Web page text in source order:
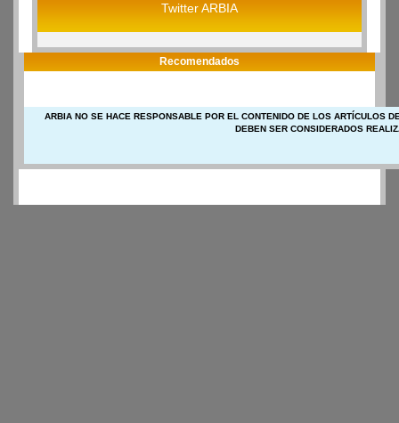
Twitter ARBIA
Recomendados
ARBIA NO SE HACE RESPONSABLE POR EL CONTENIDO DE LOS ARTÍCULOS
DEBEN SER CONSIDERADOS